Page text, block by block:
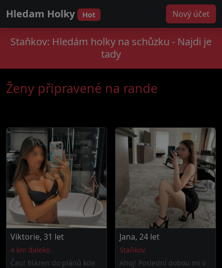
Hledam Holky Hot Nový účet
Staňkov: Hledám holky na schůzku - Najdi je
tady
Ženy připravené na rande
Viktorie, 31 let
4 km daleko
Čau! Blázen do plánů kde
Jana, 24 let
Staňkov
Ahoj! Poslední dobou mi v